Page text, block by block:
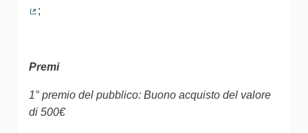
;
Premi
1° premio del pubblico: Buono acquisto del valore
di 500€